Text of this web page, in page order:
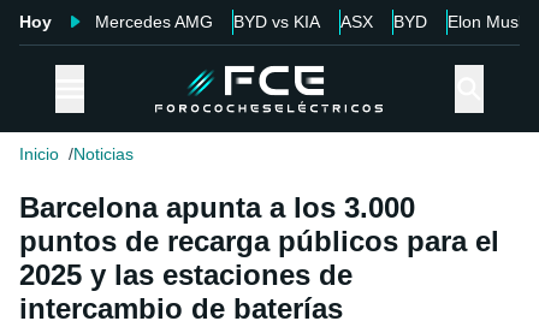
Hoy Mercedes AMG BYD vs KIA ASX BYD Elon Musk
Inicio Noticias
Barcelona apunta a los 3.000
puntos de recarga públicos para el
2025 y las estaciones de
intercambio de baterías